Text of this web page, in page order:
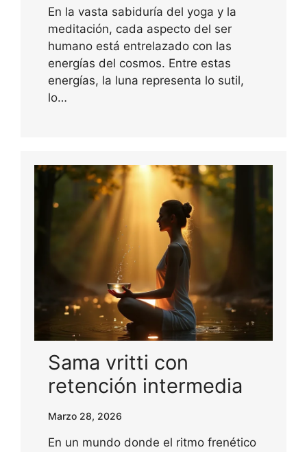
En la vasta sabiduría del yoga y la
meditación, cada aspecto del ser
humano está entrelazado con las
energías del cosmos. Entre estas
energías, la luna representa lo sutil,
lo…
Sama vritti con
retención intermedia
Marzo 28, 2026
En un mundo donde el ritmo frenético